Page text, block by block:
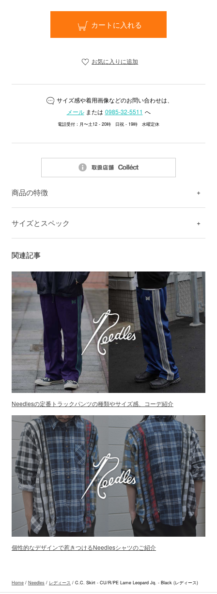
カートに入れる
お気に入りに追加
サイズ感や着用画像などのお問い合わせは、
メールまたは 0985-32-5511 へ
電話受付：月〜土12 - 20時 日祝 - 19時 水曜定休
商品の特徴
サイズとスペック
関連記事
Needlesの定番トラックパンツの種類やサイズ感、コーデ紹介
個性的なデザインで惹きつけるNeedlesシャツのご紹介
Home / Needles / レディース / C.C. Skirt - CU/R/PE Lame Leopard Jq. - Black (レディース)